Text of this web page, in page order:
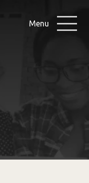
Menu